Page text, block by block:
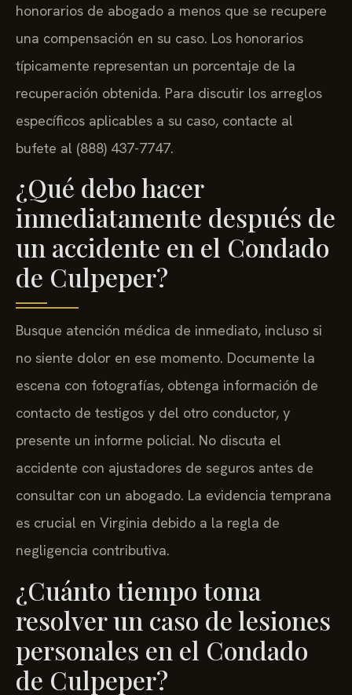
honorarios de abogado a menos que se recupere
una compensación en su caso. Los honorarios
típicamente representan un porcentaje de la
recuperación obtenida. Para discutir los arreglos
específicos aplicables a su caso, contacte al
bufete al (888) 437-7747.
¿Qué debo hacer
inmediatamente después de
un accidente en el Condado
de Culpeper?
Busque atención médica de inmediato, incluso si
no siente dolor en ese momento. Documente la
escena con fotografías, obtenga información de
contacto de testigos y del otro conductor, y
presente un informe policial. No discuta el
accidente con ajustadores de seguros antes de
consultar con un abogado. La evidencia temprana
es crucial en Virginia debido a la regla de
negligencia contributiva.
¿Cuánto tiempo toma
resolver un caso de lesiones
personales en el Condado
de Culpeper?